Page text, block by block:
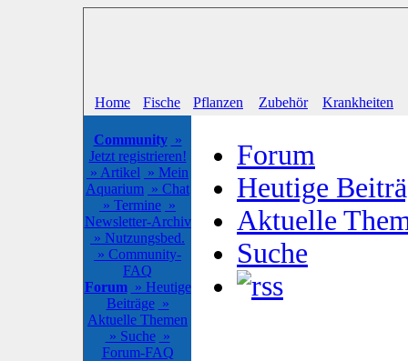
Home Fische Pflanzen Zubehör Krankheiten
Community »
Jetzt registrieren!
» Artikel » Mein
Aquarium » Chat
» Termine »
Newsletter-Archiv
» Nutzungsbed.
» Community-
FAQ
Forum » Heutige
Beiträge »
Aktuelle Themen
» Suche »
Forum-FAQ
Forum
Heutige
Aktuelle
Suche